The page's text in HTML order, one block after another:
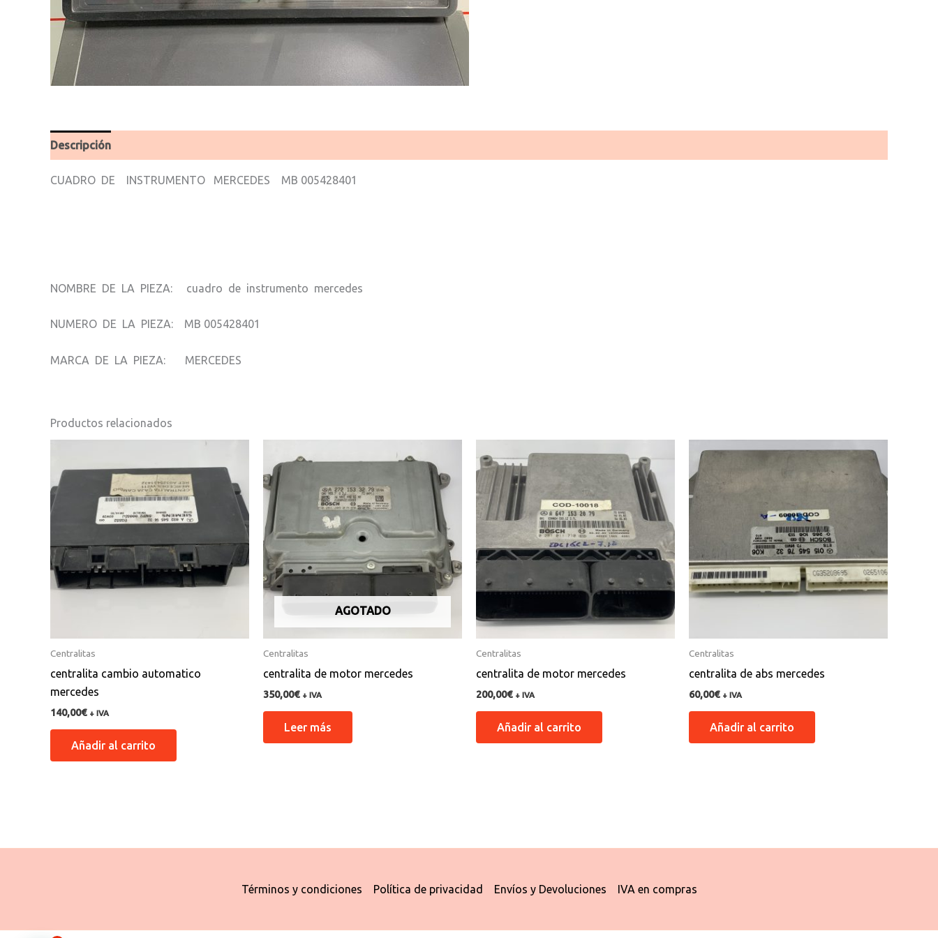
Descripción
CUADRO DE INSTRUMENTO MERCEDES MB 005428401
NOMBRE DE LA PIEZA: cuadro de instrumento mercedes
NUMERO DE LA PIEZA: MB 005428401
MARCA DE LA PIEZA: MERCEDES
Productos relacionados
Centralitas
centralita cambio automatico
mercedes
140,00€ + IVA
Añadir al carrito
AGOTADO
Centralitas
centralita de motor mercedes
350,00€ + IVA
Leer más
Centralitas
centralita de motor mercedes
200,00€ + IVA
Añadir al carrito
Centralitas
centralita de abs mercedes
60,00€ + IVA
Añadir al carrito
Términos y condiciones Política de privacidad Envíos y Devoluciones IVA en compras